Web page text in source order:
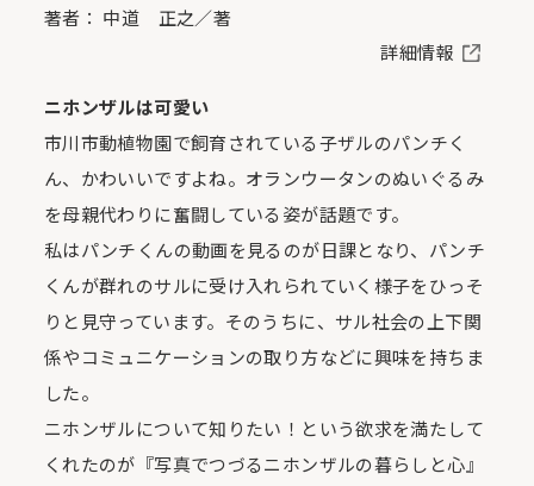
著者： 中道 正之／著
詳細情報
ニホンザルは可愛い
市川市動植物園で飼育されている子ザルのパンチく
ん、かわいいですよね。オランウータンのぬいぐるみ
を母親代わりに奮闘している姿が話題です。
私はパンチくんの動画を見るのが日課となり、パンチ
くんが群れのサルに受け入れられていく様子をひっそ
りと見守っています。そのうちに、サル社会の上下関
係やコミュニケーションの取り方などに興味を持ちま
した。
ニホンザルについて知りたい！という欲求を満たして
くれたのが『写真でつづるニホンザルの暮らしと心』